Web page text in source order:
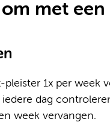
met een
pleister 1x per week
iedere dag
week vervangen.